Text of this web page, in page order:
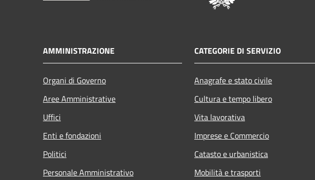
AMMINISTRAZIONE
Organi di Governo
Aree Amministrative
Uffici
Enti e fondazioni
Politici
Personale Amministrativo
CATEGORIE DI SERVIZIO
Anagrafe e stato civile
Cultura e tempo libero
Vita lavorativa
Imprese e Commercio
Catasto e urbanistica
Mobilità e trasporti